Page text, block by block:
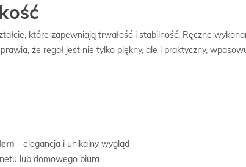
które zapewniają trwałość i stabilność. Ręczne
że regał jest nie tylko piękny, ale i praktyczny,
– elegancja i unikalny wygląd
lub domowego biura